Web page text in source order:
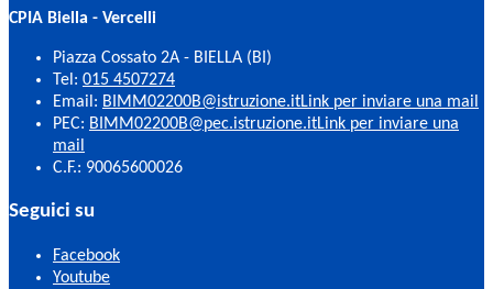
CPIA Biella - Vercelli
Piazza Cossato 2A - BIELLA (BI)
Tel: 015 4507274
Email: BIMM02200B@istruzione.itLink per inviare una mail
PEC: BIMM02200B@pec.istruzione.itLink per inviare una
mail
C.F.: 90065600026
Seguici su
Facebook
Youtube